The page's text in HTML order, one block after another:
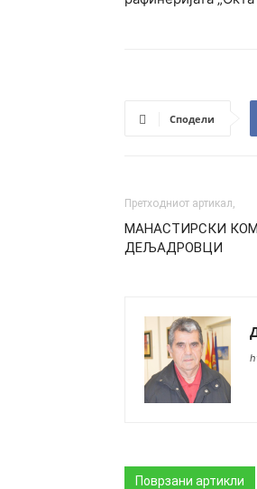
Сподели
Претходниот артикал,
МАНАСТИРСКИ
ДЕЉАДРОВЦИ
Поврзани артикли